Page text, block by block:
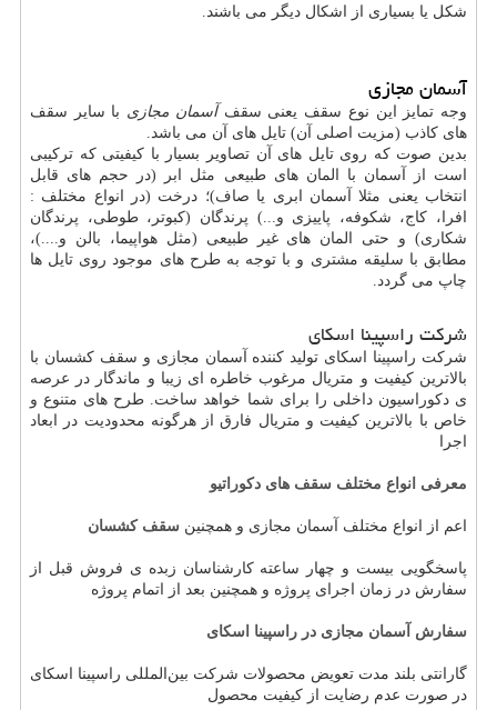
شکل یا بسیاری از اشکال دیگر می باشند.
آسمان مجازی
وجه تمایز این نوع سقف یعنی سقفآسمان مجازی با سایر سقف
های کاذب (مزیت اصلی آن) تایل های آن می باشد.
بدین صوت که روی تایل های آن تصاویر بسیار با کیفیتی که ترکیبی
است از آسمان با المان های طبیعی مثل ابر (در حجم های قابل
انتخاب یعنی مثلا آسمان ابری یا صاف)؛ درخت (در انواع مختلف :
افرا، کاج، شکوفه، پاییزی و...) پرندگان (کبوتر، طوطی، پرندگان
شکاری) و حتی المان های غیر طبیعی (مثل هواپیما، بالن و....)،
مطابق با سلیقه مشتری و با توجه به طرح های موجود روی تایل ها
چاپ می گردد.
شرکت راسپینا اسکای
شرکت راسپینا اسکای تولید کننده آسمان مجازی و سقف کشسان با
بالاترین کیفیت و متریال مرغوب خاطره ای زیبا و ماندگار در عرصه
ی دکوراسیون داخلی را برای شما خواهد ساخت. طرح های متنوع و
خاص با بالاترین کیفیت و متریال فارق از هرگونه محدودیت در ابعاد
اجرا
معرفی انواع مختلف سقف های دکوراتیو
اعم از انواع مختلف آسمان مجازی و همچنین سقف کشسان
پاسخگویی بیست و چهار ساعته کارشناسان زبده ی فروش قبل از
سفارش در زمان اجرای پروژه و همچنین بعد از اتمام پروژه
سفارش آسمان مجازی در راسپینا اسکای
گارانتی بلند مدت تعویض محصولات شرکت بین‌المللی راسپینا اسکای
در صورت عدم رضایت از کیفیت محصول